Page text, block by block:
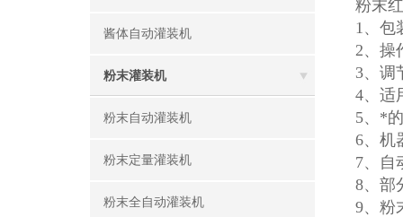
酱体自动灌装机
粉末灌装机
粉末自动灌装机
粉末定量灌装机
粉末全自动灌装机
粉末
1、包
2、操
3、调
4、适
5、*
6、机
7、自
8、部
9、粉